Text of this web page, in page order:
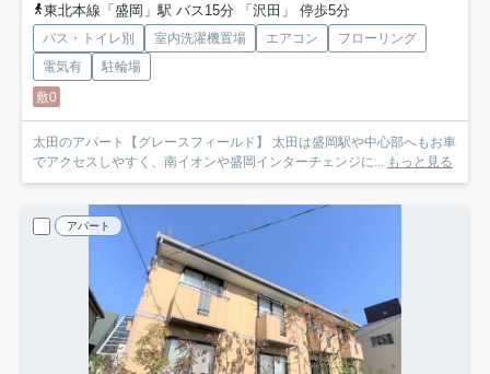
東北本線「盛岡」駅 バス15分 「沢田」 停歩5分
バス・トイレ別 室内洗濯機置場 エアコン
フローリング
電気有
駐輪場
敷0
太田のアパート【グレースフィールド】 太田は盛岡駅や中心部へもお車
でアクセスしやすく、南イオンや盛岡インターチェンジに... もっと見る
アパート